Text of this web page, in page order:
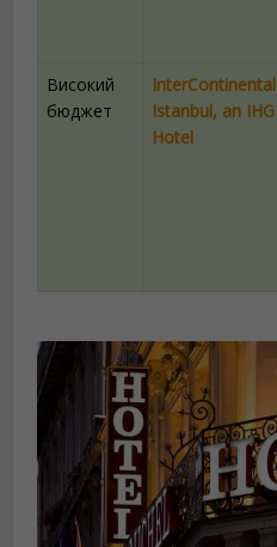
Високий
бюджет
InterContinental
Istanbul, an IHG
Hotel